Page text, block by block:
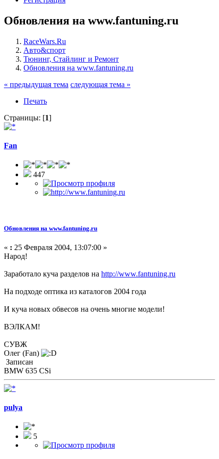
Обновления на www.fantuning.ru
RaceWars.Ru
Авто&спорт
Тюнинг, Стайлинг и Ремонт
Обновления на www.fantuning.ru
« предыдущая тема следующая тема »
Печать
Страницы: [1]
Fan
447
Обновления на www.fantuning.ru
« : 25 Февраля 2004, 13:07:00 »
Народ!
Заработало куча разделов на http://www.fantuning.ru
На подходе оптика из каталогов 2004 года
И куча новых обвесов на очень многие модели!
ВЭЛКАМ!
СУВЖ
Олег (Fan)
Записан
BMW 635 CSi
pulya
5